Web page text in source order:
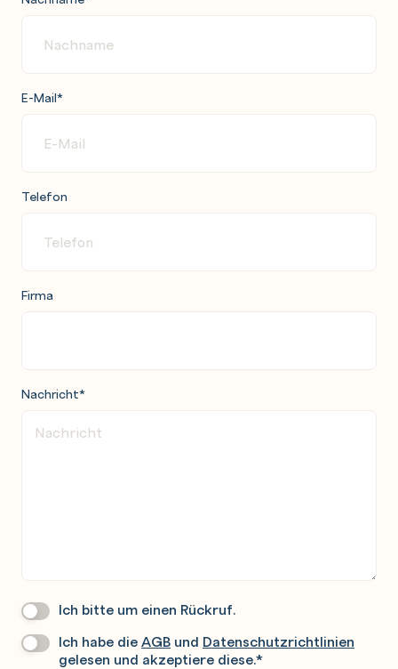
E-Mail*
Telefon
Firma
Nachricht*
Wir
Sie
Ich bitte um einen Rückruf.
Datenschutz*
Ich habe dieAGB und Datenschutzrichtlinien
gelesen und akzeptiere diese.*